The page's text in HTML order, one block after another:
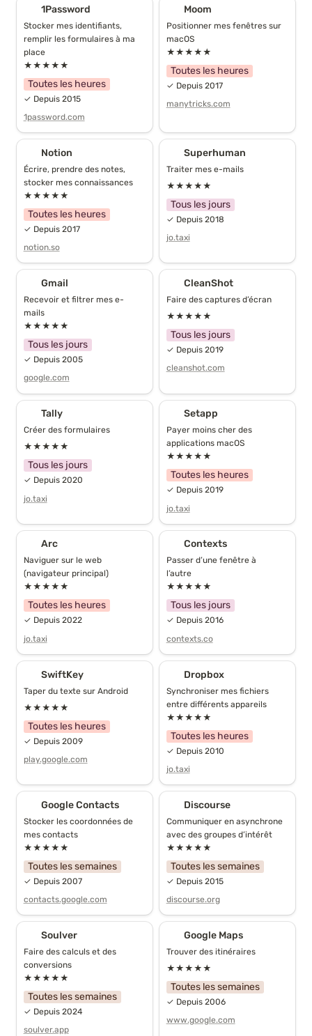
Vie pro
Contenu
Culture
Réseaux sociaux
Gestion de site web
Gestion du temps
Rédaction
Son
Vidéo
Ordinateurs
Téléphones
1Password
Stocker mes identifiants,
remplir les formulaires à ma
place
★★★★★
Toutes les heures
✓ Depuis 2015
1password.com
Moom
Positionner mes fenêtres sur
macOS
★★★★★
Toutes les heures
✓ Depuis 2017
manytricks.com
Notion
Notion
Écrire, prendre des notes,
stocker mes connaissances
★★★★★
Toutes les heures
✓ Depuis 2017
notion.so
Superhuman
Superhuman
Traiter mes e-mails
★★★★★
Tous les jours
✓ Depuis 2018
jo.taxi
Gmail
Gmail
Recevoir et filtrer mes e-
mails
★★★★★
Tous les jours
✓ Depuis 2005
google.com
CleanShot
CleanShot
Faire des captures d’écran
★★★★★
Tous les jours
✓ Depuis 2019
cleanshot.com
Tally
Tally
Créer des formulaires
★★★★★
Tous les jours
✓ Depuis 2020
jo.taxi
Setapp
Setapp
Payer moins cher des
applications macOS
★★★★★
Toutes les heures
✓ Depuis 2019
jo.taxi
Arc
Arc
Naviguer sur le web
(navigateur principal)
★★★★★
Toutes les heures
✓ Depuis 2022
jo.taxi
Contexts
Contexts
Passer d’une fenêtre à
l’autre
★★★★★
Tous les jours
✓ Depuis 2016
contexts.co
SwiftKey
SwiftKey
Taper du texte sur Android
★★★★★
Toutes les heures
✓ Depuis 2009
play.google.com
Dropbox
Dropbox
Synchroniser mes fichiers
entre différents appareils
★★★★★
Toutes les heures
✓ Depuis 2010
jo.taxi
Google Contacts
Google Contacts
Stocker les coordonnées de
mes contacts
★★★★★
Toutes les semaines
✓ Depuis 2007
contacts.google.com
Discourse
Discourse
Communiquer en asynchrone
avec des groupes d’intérêt
★★★★★
Toutes les semaines
✓ Depuis 2015
discourse.org
Soulver
Soulver
Faire des calculs et des
conversions
★★★★★
Toutes les semaines
✓ Depuis 2024
soulver.app
Google Maps
Google Maps
Trouver des itinéraires
★★★★★
Toutes les semaines
✓ Depuis 2006
www.google.com